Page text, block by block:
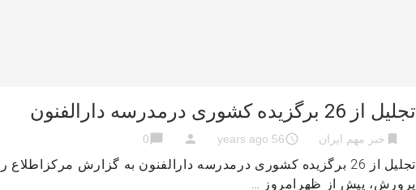
تجليل از 26 برگزیده کشوری درمدرسه دارالفنون
bookmark خبر مهم ایران access_time
56 years ago
person
chat_bubble
0
تجليل از 26 برگزیده کشوری درمدرسه دارالفنون به گزارش
پرورش، پيش از ظهرامروز …